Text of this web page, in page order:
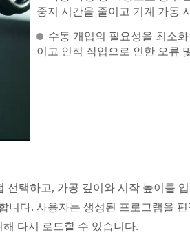
중지 시간을 줄이고 기계 가동
수동 개입의 필요성을 최소
이고 인적 작업으로 인한 오류
택하고, 가공 깊이와 시작 높이를
다. 사용자는 생성된 프로그램을
다시 로드할 수 있습니다.